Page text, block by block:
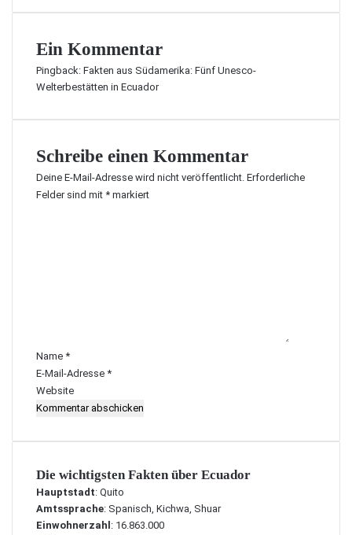
Ein Kommentar
Pingback: Fakten aus Südamerika: Fünf Unesco-
Welterbestätten in Ecuador
Schreibe einen Kommentar
Deine E-Mail-Adresse wird nicht veröffentlicht. Erforderliche
Felder sind mit * markiert
r
*
Name *
E-Mail-Adresse *
Website
Die wichtigsten Fakten über Ecuador
Hauptstadt: Quito
Amtssprache: Spanisch, Kichwa, Shuar
Einwohnerzahl : 16.863.000